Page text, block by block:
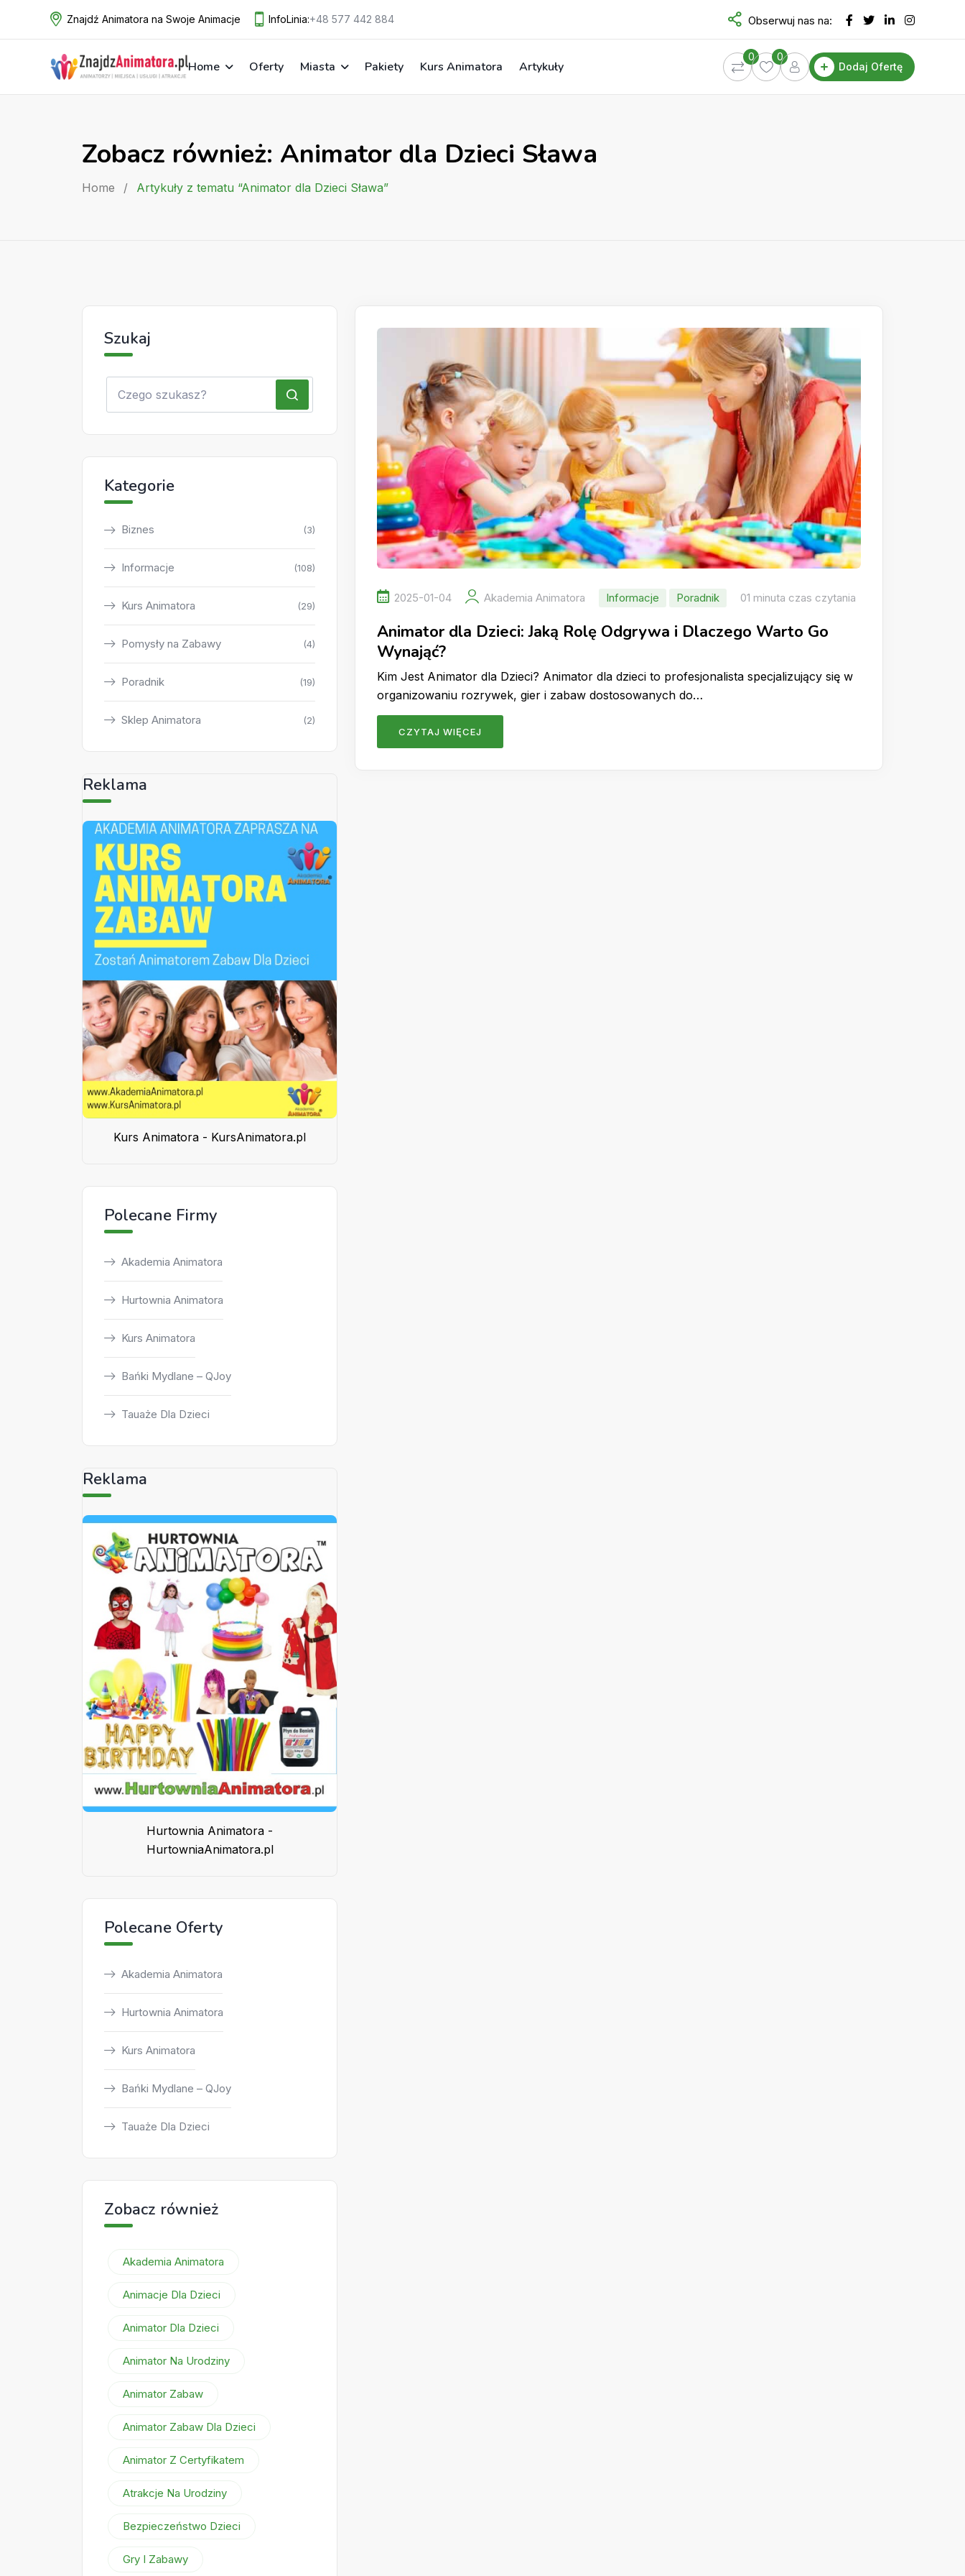
Znajdź Animatora na Swoje Animacje InfoLinia:+48 577 442 884 Obserwuj nas na:
Home Oferty Miasta Pakiety Kurs Animatora Artykuły
0
0
Dodaj Ofertę
Zobacz również: Animator dla Dzieci Sława
Home / Artykuły z tematu “Animator dla Dzieci Sława”
2025-01-04 Akademia Animatora Informacje Poradnik 01 minuta czas czytania
Animator dla Dzieci: Jaką Rolę Odgrywa i Dlaczego Warto Go
Wynająć?
Kim Jest Animator dla Dzieci? Animator dla dzieci to profesjonalista specjalizujący się w
organizowaniu rozrywek, gier i zabaw dostosowanych do…
CZYTAJ WIĘCEJ
Szukaj
Kategorie
Biznes (3)
Informacje (108)
Kurs Animatora (29)
Pomysły na Zabawy (4)
Poradnik (19)
Sklep Animatora (2)
Reklama
Kurs Animatora - KursAnimatora.pl
Polecane Firmy
Akademia Animatora
Hurtownia Animatora
Kurs Animatora
Bańki Mydlane – QJoy
Tauaże Dla Dzieci
Reklama
Hurtownia Animatora -
HurtowniaAnimatora.pl
Polecane Oferty
Akademia Animatora
Hurtownia Animatora
Kurs Animatora
Bańki Mydlane – QJoy
Tauaże Dla Dzieci
Zobacz również
Akademia Animatora
Animacje Dla Dzieci
Animator Dla Dzieci
Animator Na Urodziny
Animator Zabaw
Animator Zabaw Dla Dzieci
Animator Z Certyfikatem
Atrakcje Na Urodziny
Bezpieczeństwo Dzieci
Gry I Zabawy